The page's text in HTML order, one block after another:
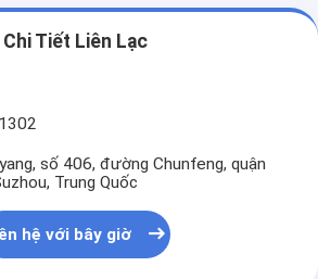
Chi Tiết Liên Lạc
số 406, đường Chunfeng, quận
Trung Quốc
hệ với bây giờ